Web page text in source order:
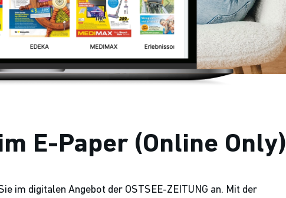
E-Paper (Online Only)
im digitalen Angebot der OSTSEE-ZEITUNG an. Mit der